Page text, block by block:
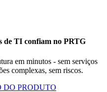
de TI confiam no PRTG
em minutos - sem serviços
complexas, sem riscos.
DO PRODUTO